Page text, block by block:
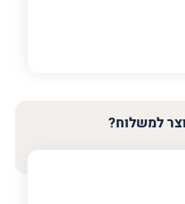
למשלוח?